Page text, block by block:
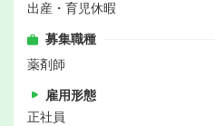
出産・育児休暇
募集職種
薬剤師
雇用形態
正社員